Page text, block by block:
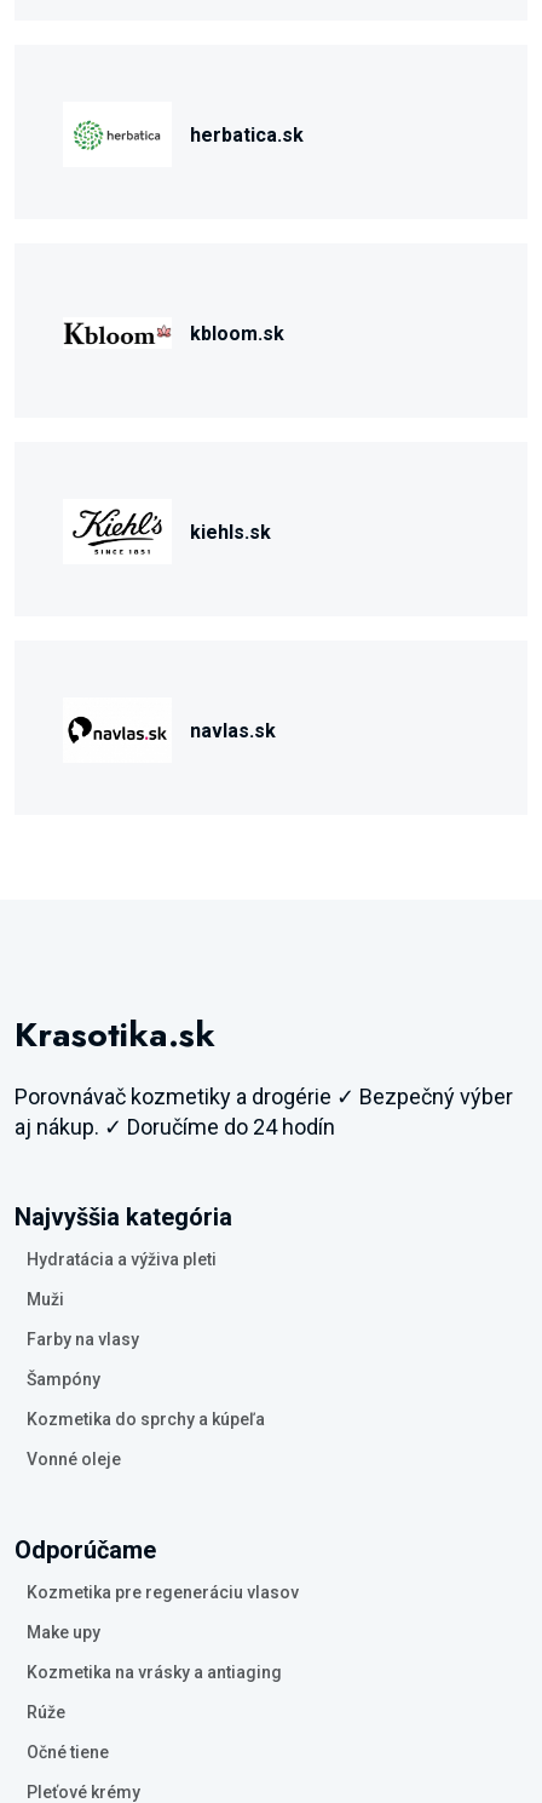
herbatica.sk
kbloom.sk
kiehls.sk
navlas.sk
Krasotika.sk
Porovnávač kozmetiky a drogérie ✓ Bezpečný výber
aj nákup. ✓ Doručíme do 24 hodín
Najvyššia kategória
Hydratácia a výživa pleti
Muži
Farby na vlasy
Šampóny
Kozmetika do sprchy a kúpeľa
Vonné oleje
Odporúčame
Kozmetika pre regeneráciu vlasov
Make upy
Kozmetika na vrásky a antiaging
Rúže
Očné tiene
Pleťové krémy